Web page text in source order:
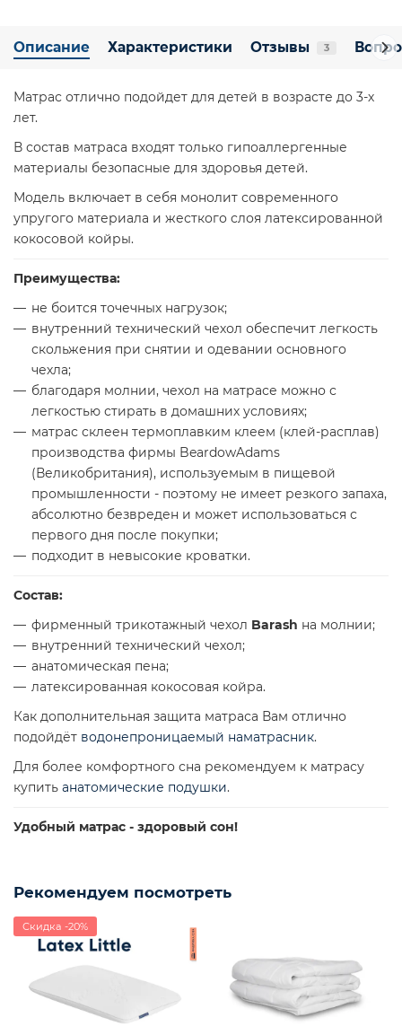
Описание Характеристики Отзывы 3
Матрас отлично подойдет для детей в возрасте до 3-х
лет.
В состав матраса входят только гипоаллергенные
материалы безопасные для здоровья детей.
Модель включает в себя монолит современного
упругого материала и жесткого слоя латексированной
кокосовой койры.
Преимущества:
не боится точечных нагрузок;
внутренний технический чехол обеспечит легкость
скольжения при снятии и одевании основного
чехла;
благодаря молнии, чехол на матрасе можно с
легкостью стирать в домашних условиях;
матрас склеен термоплавким клеем (клей-расплав)
производства фирмы BeardowAdams
(Великобритания), используемым в пищевой
промышленности - поэтому не имеет резкого запаха,
абсолютно безвреден и может использоваться с
первого дня после покупки;
подходит в невысокие кроватки.
Состав:
фирменный трикотажный чехол Barash на молнии;
внутренний технический чехол;
анатомическая пена;
латексированная кокосовая койра.
Как дополнительная защита матраса Вам отлично
подойдёт водонепроницаемый наматрасник.
Для более комфортного сна рекомендуем к матрасу
купить анатомические подушки.
Удобный матрас - здоровый сон!
Рекомендуем посмотреть
Скидка -20%